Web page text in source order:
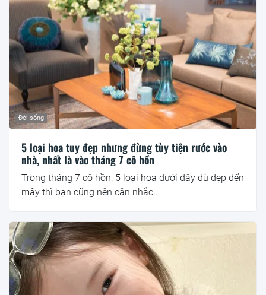
Đời sống
5 loại hoa tuy đẹp nhưng đừng tùy tiện rước vào
nhà, nhất là vào tháng 7 cô hồn
Trong tháng 7 cô hồn, 5 loại hoa dưới đây dù đẹp đến
mấy thì bạn cũng nên cân nhắc...